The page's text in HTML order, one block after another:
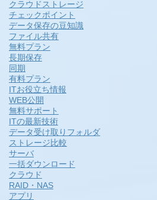
クラウドストレージ
チェックポイント
データ保存の豆知識
ファイル共有
無料プラン
長期保存
同期
有料プラン
ITお役立ち情報
WEB公開
無料サポート
ITの最新技術
データ受け取りフォルダ
ストレージ比較
サーバ
一括ダウンロード
クラウド
RAID・NAS
アプリ